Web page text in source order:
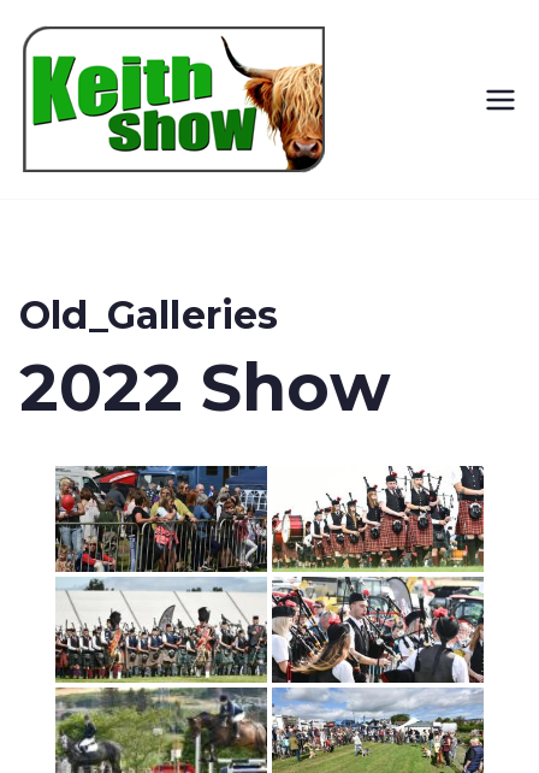
Old_Galleries
2022 Show